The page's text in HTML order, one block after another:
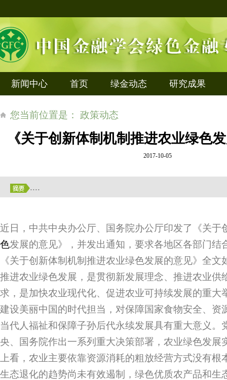
新闻中心 首页 绿金动态 研究成果
您当前位置是： 政策动态
《关于创新体制机制推进农业绿色
2017-10-05
....
近日，中共中央办公厅、国务院办公厅印发了《关于
色发展的意见》，并发出通知，要求各地区各部门结
《关于创新体制机制推进农业绿色发展的意见》全文
推进农业绿色发展，是贯彻新发展理念、推进农业供
求，是加快农业现代化、促进农业可持续发展的重大
建设美丽中国的时代担当，对保障国家食物安全、资
当代人福祉和保障子孙后代永续发展具有重大意义。
央、国务院作出一系列重大决策部署，农业绿色发展
上看，农业主要依靠资源消耗的粗放经营方式没有
生态退化的趋势尚未有效遏制，绿色优质农产品和生